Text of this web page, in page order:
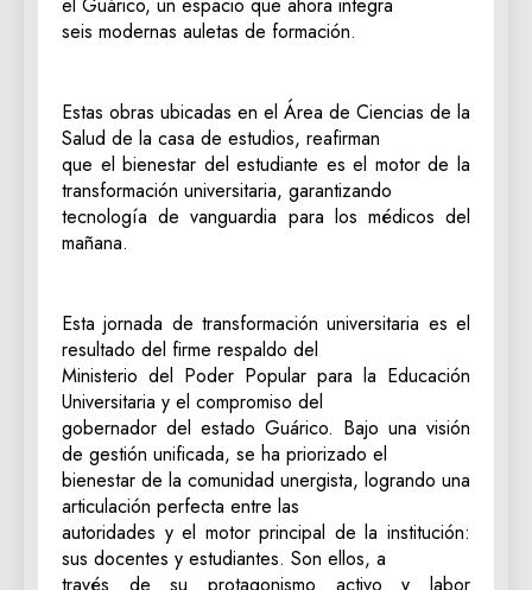
seis modernas auletas de formación.
Estas obras ubicadas en el Área de Ciencias de la
Salud de la casa de estudios, reafirman
que el bienestar del estudiante es el motor de la
transformación universitaria, garantizando
tecnología de vanguardia para los médicos del
mañana.
Esta jornada de transformación universitaria es el
resultado del firme respaldo del
Ministerio del Poder Popular para la Educación
Universitaria y el compromiso del
gobernador del estado Guárico. Bajo una visión
de gestión unificada, se ha priorizado el
bienestar de la comunidad unergista, logrando una
articulación perfecta entre las
autoridades y el motor principal de la institución:
sus docentes y estudiantes. Son ellos, a